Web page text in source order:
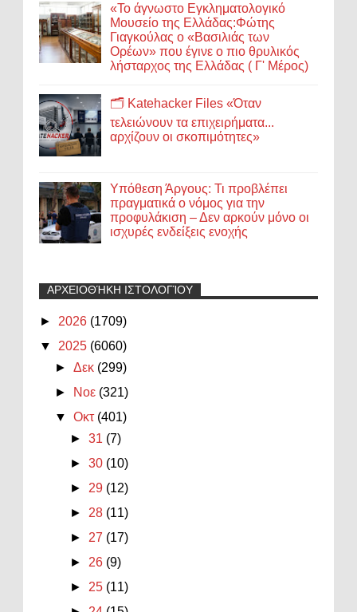
«Το άγνωστο Εγκληματολογικό
Μουσείο της Ελλάδας:Φώτης
Γιαγκούλας ο «Βασιλιάς των
Ορέων» που έγινε ο πιο θρυλικός
λήσταρχος της Ελλάδας ( Γ' Μέρος)
🗂️ Katehacker Files «Όταν
τελειώνουν τα επιχειρήματα...
αρχίζουν οι σκοπιμότητες»
Υπόθεση Άργους: Τι προβλέπει
πραγματικά ο νόμος για την
προφυλάκιση – Δεν αρκούν μόνο οι
ισχυρές ενδείξεις ενοχής
ΑΡΧΕΙΟΘΉΚΗ ΙΣΤΟΛΟΓΊΟΥ
► 2026 (1709)
▼ 2025 (6060)
►Δεκ (299)
►
Νοε (321)
▼Οκτ (401)
►31 (7)
►30 (10)
► 29 (12)
► 28 (11)
► 27 (17)
► 26 (9)
► 25 (11)